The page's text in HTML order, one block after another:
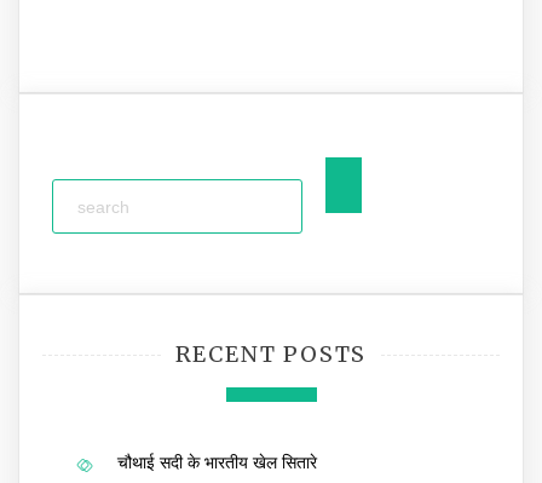
RECENT POSTS
चौथाई सदी के भारतीय खेल सितारे